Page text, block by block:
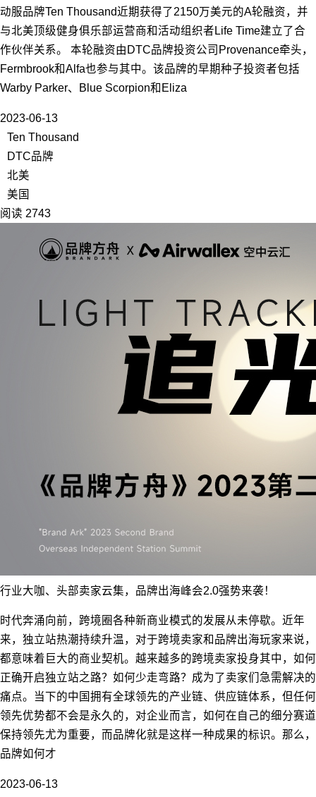
动服品牌Ten Thousand近期获得了2150万美元的A轮融资，并
与北美顶级健身俱乐部运营商和活动组织者Life Time建立了合
作伙伴关系。 本轮融资由DTC品牌投资公司Provenance牵头，
Fermbrook和Alfa也参与其中。该品牌的早期种子投资者包括
Warby Parker、Blue Scorpion和Eliza
2023-06-13
Ten Thousand
DTC品牌
北美
美国
阅读 2743
行业大咖、头部卖家云集，品牌出海峰会2.0强势来袭！
时代奔涌向前，跨境圈各种新商业模式的发展从未停歇。近年
来，独立站热潮持续升温，对于跨境卖家和品牌出海玩家来说，
都意味着巨大的商业契机。越来越多的跨境卖家投身其中，如何
正确开启独立站之路？如何少走弯路？成为了卖家们急需解决的
痛点。当下的中国拥有全球领先的产业链、供应链体系，但任何
领先优势都不会是永久的，对企业而言，如何在自己的细分赛道
保持领先尤为重要，而品牌化就是这样一种成果的标识。那么，
品牌如何才
2023-06-13